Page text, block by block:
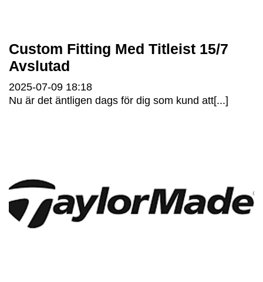
Custom Fitting Med Titleist 15/7
Avslutad
2025-07-09 18:18
Nu är det äntligen dags för dig som kund att[...]